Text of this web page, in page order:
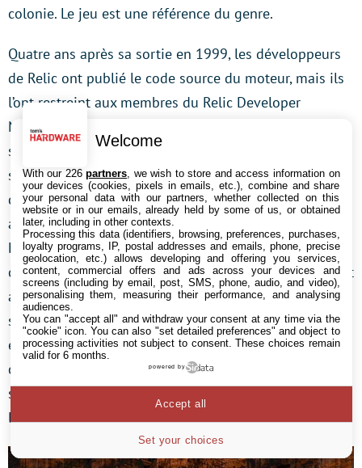
colonie. Le jeu est une référence du genre.
Quatre ans après sa sortie en 1999, les développeurs
de Relic ont publié le code source du moteur, mais ils
l’ont restreint aux membres du Relic Developer
Network et ont imposé des conditions d’utilisation
strictes. Au final, très peu de projets ont fait surface. Le
seul qui ait vraiment eu du succès est HomeworldSDL
qui a porté le code sur Mac OS X et Linux. Il n’est
aujourd’hui plus nécessaire d’avoir un accès au Relic
Developer Network, puisqu’il n’existe plus. La
compagnie s’est fait racheter par THQ en 2004. THQ est
aujourd’hui en redressement judiciaire et le code
source est plus ou moins abandonné. Bref, Homeworld
est un jeu populaire aujourd’hui boudé par la
communauté open source en raison de limites trop
strictes imposées à un code qui a fini par tomber dans
l’oubli.
Welcome
With our 226partners , we wish to store and access information on
your devices (cookies, pixels in emails, etc.), combine and share
your personal data with our partners, whether collected on this
website or in our emails, already held by some of us, or obtained
later, including in other contexts.
Processing this data (identifiers, browsing, preferences, purchases,
loyalty programs, IP, postal addresses and emails, phone, precise
geolocation, etc.) allows developing and offering you services,
content, commercial offers and ads across your devices and
screens (including by email, post, SMS, phone, audio, and video),
personalising them, measuring their performance, and analysing
audiences.
You can "accept all" and withdraw your consent at any time via the
"cookie" icon. You can also "set detailed preferences" and object to
processing activities not subject to consent. These choices remain
valid for 6 months.
powered by
Set your choices
Accept all